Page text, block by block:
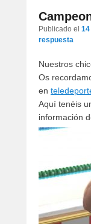
Publicado el 14
respuesta
Nuestros
Os
en
Aquí tenéis
información